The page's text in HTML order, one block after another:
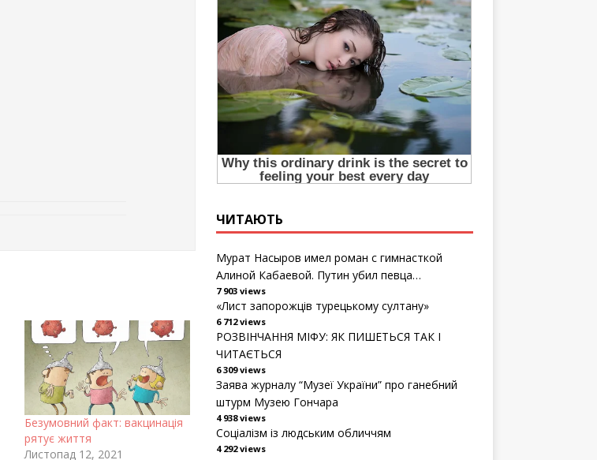
Безумовний факт: вакцинація
рятує життя
Листопад 12, 2021
ЧИТАЮТЬ
Мурат Насыров имел роман с гимнасткой
Алиной Кабаевой. Путин убил певца…
7 903 views
«Лист запорожців турецькому султану»
6 712 views
РОЗВІНЧАННЯ МІФУ: ЯК ПИШЕТЬСЯ ТАК І
ЧИТАЄТЬСЯ
6 309 views
Заява журналу “Музеї України” про ганебний
штурм Музею Гончара
4 938 views
Соціалізм із людським обличчям
4 292 views